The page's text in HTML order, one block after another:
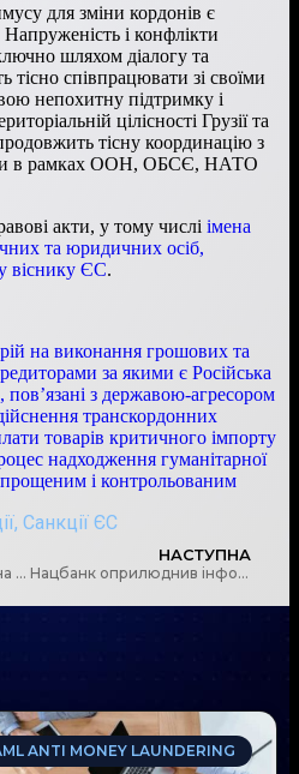
для зміни кордонів є
і конфлікти
шляхом діалогу та
співпрацювати зі своїми
непохитну підтримку і
цілісності Грузії та
тісну координацію з
в рамках ООН, ОБСЄ, НАТО
акти, у тому числі імена
та юридичних осіб,
віснику ЄС.
на виконання грошових та
за якими є Російська
пов’язані з державою-агресором
транскордонних
товарів критичного імпорту
надходження гуманітарної
і контрольованим
, Санкції ЄС
Встановлено мораторій на виконання грошових та інших зобов’язань, кредиторами за якими є Російська Федерація або особи, пов’язані з державою-агресором
НАСТУПНА
Нацбанк оприлюднив інформацію, яку потрібно знати фінансовим установам під час дії воєнного стану
ANTI MONEY LAUNDERING